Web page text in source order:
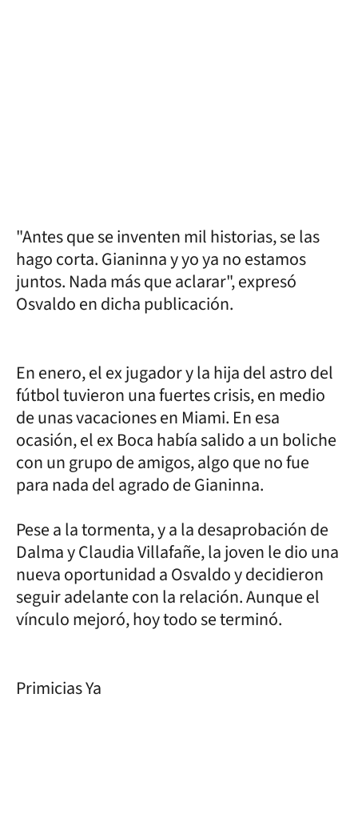
"Antes que se inventen mil historias, se las
hago corta. Gianinna y yo ya no estamos
juntos. Nada más que aclarar", expresó
Osvaldo en dicha publicación.
En enero, el ex jugador y la hija del astro del
fútbol tuvieron una fuertes crisis, en medio
de unas vacaciones en Miami. En esa
ocasión, el ex Boca había salido a un boliche
con un grupo de amigos, algo que no fue
para nada del agrado de Gianinna.
Pese a la tormenta, y a la desaprobación de
Dalma y Claudia Villafañe, la joven le dio una
nueva oportunidad a Osvaldo y decidieron
seguir adelante con la relación. Aunque el
vínculo mejoró, hoy todo se terminó.
Primicias Ya